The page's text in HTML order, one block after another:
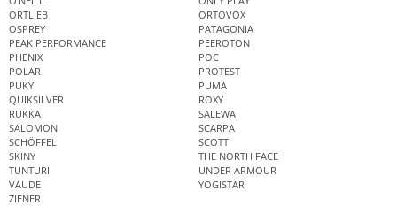
ORTLIEB
ORTOVOX
OSPREY
PATAGONIA
PEAK PERFORMANCE
PEEROTON
PHENIX
POC
POLAR
PROTEST
PUKY
PUMA
QUIKSILVER
ROXY
RUKKA
SALEWA
SALOMON
SCARPA
SCHÖFFEL
SCOTT
SKINY
THE NORTH FACE
TUNTURI
UNDER ARMOUR
VAUDE
YOGISTAR
ZIENER